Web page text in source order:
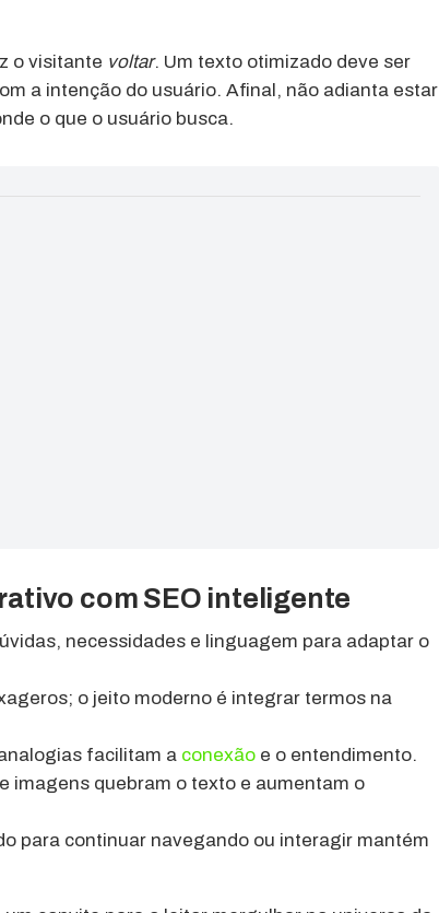
o visitante voltar. Um texto otimizado deve ser
a intenção do usuário. Afinal, não adianta estar
o que o usuário busca.
com SEO inteligente
necessidades e linguagem para adaptar o
o jeito moderno é integrar termos na
facilitam a conexão e o entendimento.
imagens quebram o texto e aumentam o
para continuar navegando ou interagir mantém